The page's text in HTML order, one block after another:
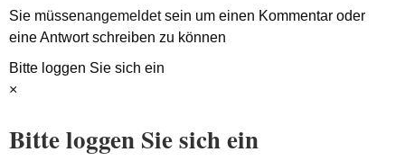
Sie müssenangemeldetsein um einen Kommentar oder
eine Antwort schreiben zu können
Bitte loggen Sie sich ein
×
Bitte loggen Sie sich ein